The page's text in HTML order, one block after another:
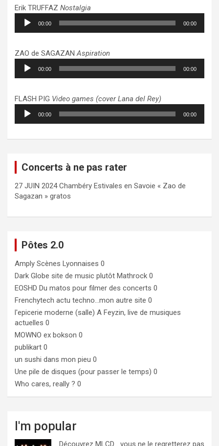
Erik TRUFFAZ Nostalgia
Lecteur
audio
00:00 00:00
ZAO de SAGAZANAspiration
Lecteur
audio
00:00 00:00
FLASH PIG Video games (cover Lana del Rey)
Lecteur
audio
00:00 00:00
Concerts à ne pas rater
27 JUIN 2024 Chambéry Estivales en Savoie « Zao de
Sagazan » gratos
Pôtes 2.0
Amply Scènes Lyonnaises 0
Dark Globe site de music plutôt Mathrock 0
EOSHD Du matos pour filmer des concerts 0
Frenchytech actu techno…mon autre site 0
l'epicerie moderne (salle) A Feyzin, live de musiques
actuelles 0
MOWNO ex bokson 0
publikart 0
un sushi dans mon pieu 0
Une pile de disques (pour passer le temps) 0
Who cares, really ? 0
I'm popular
Découvrez MLCD… vous ne le regretterez pas